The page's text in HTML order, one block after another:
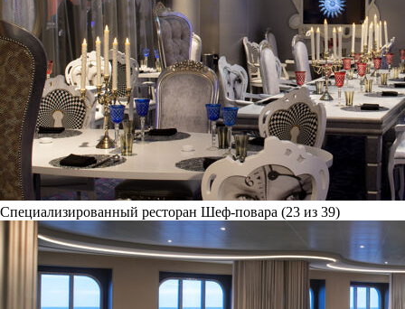
Специализированный ресторан Шеф-повара (23 из 39)